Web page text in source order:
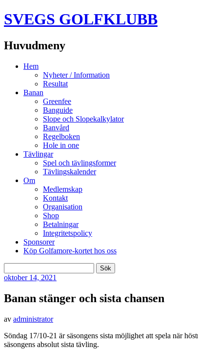
SVEGS GOLFKLUBB
Huvudmeny
HoppaHem
Nyheter / Information
Resultat
Banan
Greenfee
Banguide
Slope och Slopekalkylator
Banvård
Regelboken
Hole in one
Tävlingar
Spel och tävlingsformer
Tävlingskalender
Om
Medlemskap
Kontakt
Organisation
Shop
Betalningar
Integritetspolicy
Sponsorer
Köp Golfamore-kortet hos oss
efter:
oktober14, 2021
Banan stänger och sista chansen
av administrator
Söndag 17/10-21 är säsongens sista möjlighet att spela när
säsongens absolut sista tävling.